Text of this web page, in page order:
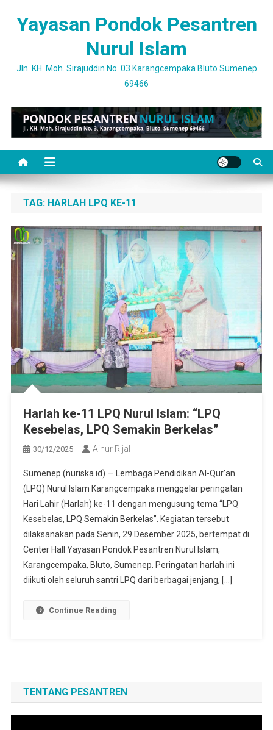
Yayasan Pondok Pesantren
Nurul Islam
Jln. KH. Moh. Sirajuddin No. 03 Karangcempaka Bluto Sumenep
69466
TAG: HARLAH LPQ KE-11
Harlah ke-11 LPQ Nurul Islam: “LPQ
Kesebelas, LPQ Semakin Berkelas”
30/12/2025 Ainur Rijal
Sumenep (nuriska.id) — Lembaga Pendidikan Al-Qur’an
(LPQ) Nurul Islam Karangcempaka menggelar peringatan
Hari Lahir (Harlah) ke-11 dengan mengusung tema “LPQ
Kesebelas, LPQ Semakin Berkelas”. Kegiatan tersebut
dilaksanakan pada Senin, 29 Desember 2025, bertempat di
Center Hall Yayasan Pondok Pesantren Nurul Islam,
Karangcempaka, Bluto, Sumenep. Peringatan harlah ini
diikuti oleh seluruh santri LPQ dari berbagai jenjang, […]
Continue Reading
TENTANG PESANTREN